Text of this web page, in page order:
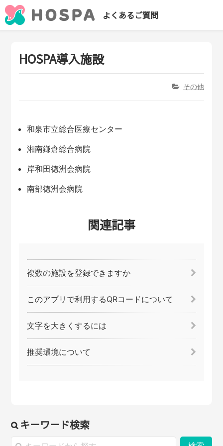
よくあるご質問
HOSPA導入施設
その他
和泉市立総合医療センター
湘南鎌倉総合病院
岸和田徳洲会病院
南部徳洲会病院
関連記事
複数の施設を登録できますか
このアプリで利用するQRコードについて
文字を大きくするには
推奨環境について
キーワード検索